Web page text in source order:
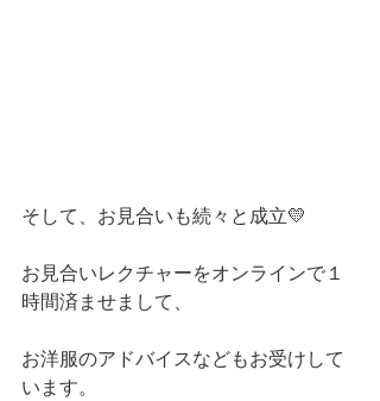
そして、お見合いも続々と成立💛
お見合いレクチャーをオンラインで１
時間済ませまして、
お洋服のアドバイスなどもお受けして
います。